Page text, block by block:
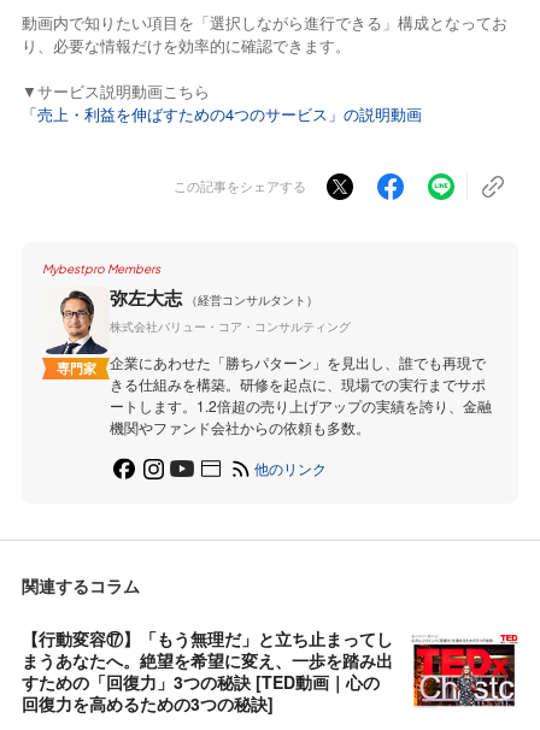
動画内で知りたい項目を「選択しながら進行できる」構成となってお
り、必要な情報だけを効率的に確認できます。
▼サービス説明動画こちら
「売上・利益を伸ばすための4つのサービス」の説明動画
この記事をシェアする
Mybestpro Members
専門家
弥左大志
（経営コンサルタント）
株式会社バリュー・コア・コンサルティング
企業にあわせた「勝ちパターン」を見出し、誰でも再現で
きる仕組みを構築。研修を起点に、現場での実行までサポ
ートします。1.2倍超の売り上げアップの実績を誇り、金融
機関やファンド会社からの依頼も多数。
他のリンク
関連するコラム
【行動変容⑰】「もう無理だ」と立ち止まってし
まうあなたへ。絶望を希望に変え、一歩を踏み出
すための「回復力」3つの秘訣 [TED動画｜心の
回復力を高めるための3つの秘訣]